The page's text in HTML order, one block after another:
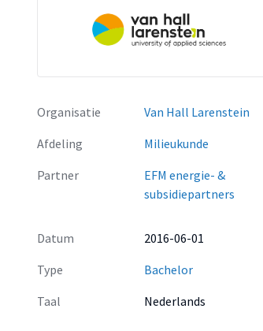
Organisatie
Van Hall Larenstein
Afdeling
Milieukunde
Partner
EFM energie- &
subsidiepartners
Datum
2016-06-01
Type
Bachelor
Taal
Nederlands